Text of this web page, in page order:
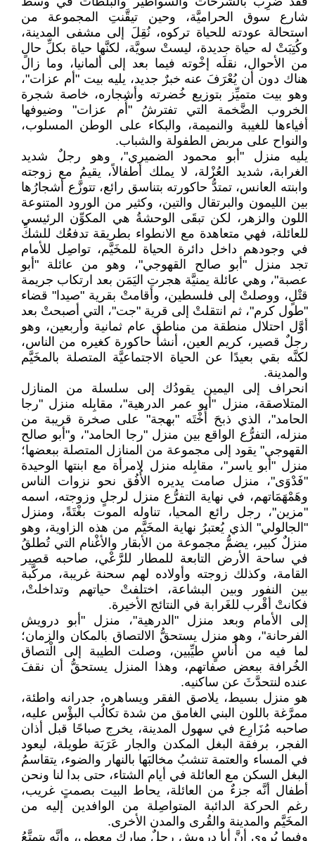
شارع سوق الحراميَّة، وحين تيقَّنتِ المجموعة من
استحالة عودته للحياة تركوه، نُقِلَ إلى مشفى المدينة،
وكُتِبَتْ له حياة جديدة، ليستْ سويَّة، لكنَّها حياة بكلِّ حالٍ
من الأحوال، نقلَه إخْوته فيما بعد إلى ألمانيا، وما زال
هناك دون أن يُعْرَفَ عنه خبرٌ جديد، يليه بيت "أم عزات"،
وهو بيت متميِّز بتوزيع خُضرته وأشجاره، خاصة شجرة
الخروب الضَّخمة التي تفترشُ "أُم عزات" وضيوفها
أفياءها للغيبة والنميمة، والبكاء على الوطن المسلوب،
والنواح على مربض الطفولة والشباب.
يليه منزل "أبو محمود الضميري"، وهو رجلٌ شديد
الغرابة، شديد العُزْلة، لا يملك أطفالاً، يقيمُ مع زوجته
وابنته العانس، تمتدُّ حاكورته بتناسق رائع، تتوزَّع أشجارُها
بين الليمون والبرتقال والتين، وكثير من الورود المتنوعة
اللون والزهر، لكن تبقَى الوحشةُ هي المكوِّن الرئيسي
للعائلة، فهي متعاهدة مع الانطواء بطريقة تدفعُك للشكِّ
في وجودهم داخل دائرة الحياة للمخَيَّم، تواصِل للأمام
تجد منزل "أبو صالح القهوجي"، وهو من عائلة "أبو
عصبة"، وهي عائلة يمنيَّة هجرتِ اليَمَن بعد ارتكاب جريمة
قتْلٍ، ووصلتْ إلى فلسطين، وأقامتْ بقرية "صيدا" قضاء
"طول كرم"، ثم انتقلتْ إلى قرية "جت"، التي أصبحتْ بعد
أوَّل احتلال منطقة من مناطق عام ثمانية وأربعين، وهو
رجلٌ قصير، كريم العين، أنشأ حاكورة كغيره من الناس،
لكنَّه بقي بعيدًا عن الحياة الاجتماعيَّة المتصلة بالمخَيَّم
والمدينة.
انحراف إلى اليمين يقودُك إلى سلسلة من المنازل
المتلاصقة، منزل "أبو عمر الدرهية"، مقابِله منزل "رجا
الحامد"، الذي ذبحَ أُخْتَه "بهجة" على صخرة قريبة من
منزله، التفرُّع الواقع بين منزل "رجا الحامد"، و"أبو صالح
القهوجي" يقود إلى مجموعة من المنازل المتصلة ببعضها؛
منزل "أبو ياسر"، مقابِله منزل لامرأة مع ابنتها الوحيدة
"فَدْوَى"، منزل صامت يديره الأُفُق نحو نزوات الناس
وهَمْهَمَاتهم، في نهاية التفرُّع منزل لرجلٍ وزوجته، اسمه
"مزين"، رجل رائع المحيا، تناوله الموت بغْتَةً، ومنزل
"الجالولي" الذي يُعتبرُ نهاية المخَيَّم من هذه الزاوية، وهو
منزلٌ كبير، يضمُّ مجموعة من الأبقار والأغْنام التي تُطلقُ
في ساحة الأرض التابعة للمطار للرَّعْي، صاحبه قصير
القامة، وكذلك زوجته وأولاده لهم سحنة غريبة، مركَّبة
بين النفور وبين البشاعة، اختلفتْ حياتهم وتداخلتْ،
فكانتْ أقْرب للغَرابة في النتائج الأخيرة.
إلى الأمام وبعد منزل "الدرهية"، منزل "أبو درويش
الفرحانة"، وهو منزل يستحقُّ الالتصاق بالمكان والزمان؛
لما فيه من أُناسٍ طيِّبين، وصلت الطيبة إلى الْتصاق
الخُرافة ببعض صفاتهم، وهذا المنزل يستحقُّ أن نقفَ
عنده لنتحدَّثَ عن ساكنيه.
هو منزل بسيط، يلاصق الفقر ويساهره، جدرانه واطئة،
ممرَّغة باللون البني الغامق من شدة تكالُب البؤْس عليه،
صاحبه مُزَارِع في سهول المدينة، يخرج صباحًا قبل أذان
الفجر، برفقة البغل المكدن والجار عَرَبَة طويلة، ليعود
في المساء والعتمة تنشبُ مخالبَها بالنهار والضوء، يتقاسمُ
البغل السكن مع العائلة في أيام الشتاء، حتى بدا لنا ونحن
أطفال أنَّه جزءٌ من العائلة، يحاط البيت بصمتٍ غريب،
رغم الحركة الدائبة المتواصِلة من الوافدين إليه من
المخَيَّم والمدينة والقُرى والمدن الأخرى.
وفيما يُروى أنَّ أبا درويش رجلٌ مبارك معطى، وأنَّه يتمتَّعُ